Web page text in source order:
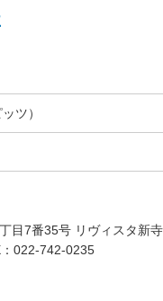
ツ）
目7番35号 リヴィスタ新
022-742-0235